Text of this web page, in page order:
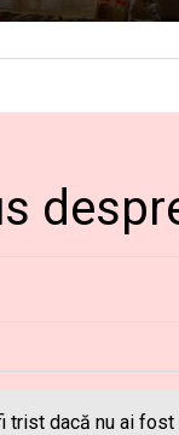
trist dacă nu ai